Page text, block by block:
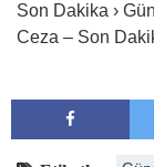
Son Dakika ›
Ceza – Son